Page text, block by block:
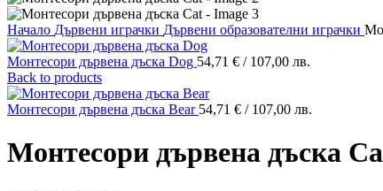
Начало Дървени играчки Дървени образователни играчки
Монтесори дървена дъска Dog 54,71 € / 107,00 лв.
Back to products
Монтесори дървена дъска Bear 54,71 € / 107,00 лв.
Монтесори дървена дъска